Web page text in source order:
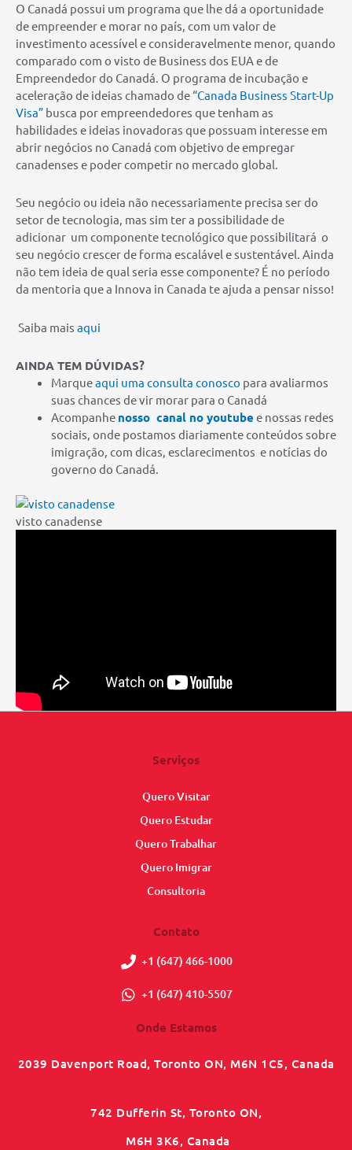
O Canadá possui um programa que lhe dá a oportunidade
de empreender e morar no país, com um valor de
investimento acessível econsideravelmente menor, quando
comparado com o visto de Business dos EUA e de
Empreendedor do Canadá. O programa de incubação e
aceleração de ideias chamado de “Canada Business Start-Up
Visa” busca por empreendedores que tenham as
habilidades e ideias inovadoras que possuam interesse em
abrir negócios no Canadá com objetivo de empregar
canadenses e poder competir no mercado global.
Seu negócio ou ideia não necessariamente precisa ser do
setor de tecnologia, mas sim ter a possibilidade de
adicionar um componente tecnológico que possibilitará o
seu negócio crescer de forma escalável e sustentável. Ainda
não tem ideia de qual seria esse componente? É no período
da mentoria que a Innova in Canada te ajuda a pensar nisso!
Saiba mais aqui
AINDA TEM DÚVIDAS?
Marqueaqui uma consulta conosco para avaliarmos
suas chances de vir morar para o Canadá
Acompanhe nosso canal no youtube e nossas redes
sociais, onde postamos diariamente conteúdos sobre
imigração, com dicas, esclarecimentos e notícias do
governo do Canadá.
visto canadense
Serviços
Quero Visitar
Quero Estudar
Quero Trabalhar
Quero Imigrar
Consultoria
Contato
+1 (647) 466-1000
+1 (647) 410-5507
Onde Estamos
2039 Davenport Road, Toronto ON, M6N 1C5, Canada
742 Dufferin St, Toronto ON,
M6H 3K6, Canada